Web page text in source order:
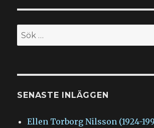
Sök
efter:
SENASTE INLÄGGEN
Ellen Torborg Nilsson (1924-